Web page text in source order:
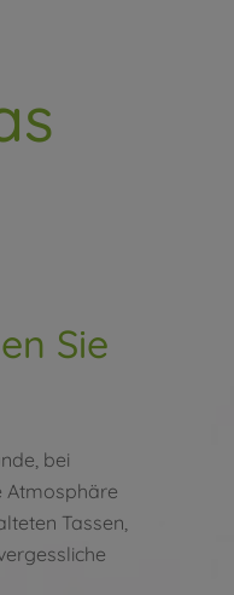
Sie
bei
Atmosphäre
Tassen,